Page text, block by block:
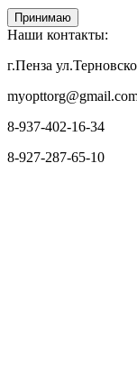
Принимаю
Наши контакты:
г.Пенза
8-937-402-16-34
8-927-287-65-10